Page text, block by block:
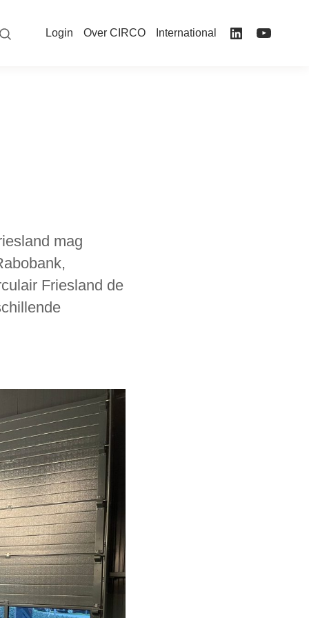
mag
Friesland de
Login Over CIRCO International